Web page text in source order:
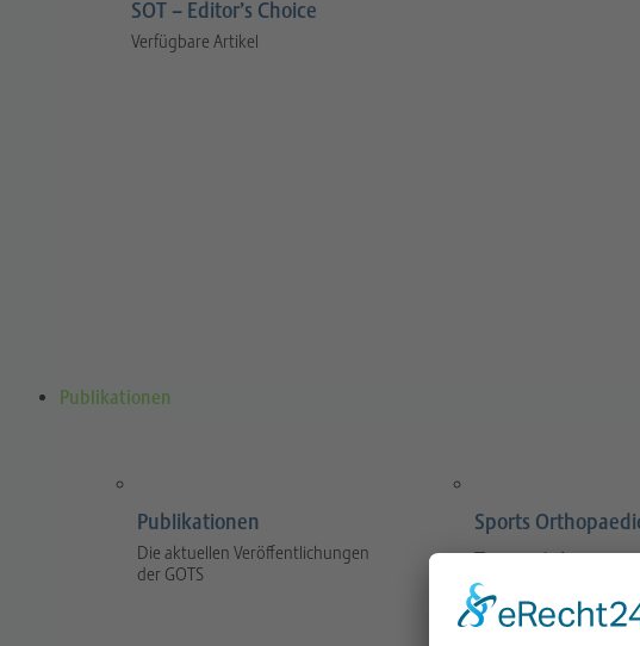
SOT – Editor’s Choice
Verfügbare Artikel
Publikationen
Publikationen
Die aktuellen Veröffentlichungen
der GOTS
Sports
Traumatology
The journal focuses on
and practical sport
and traumatology.